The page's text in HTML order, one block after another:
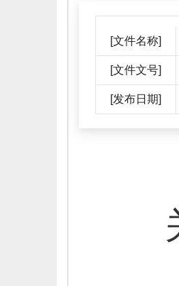
[文件名称]
[文件文号]
[发布日期]